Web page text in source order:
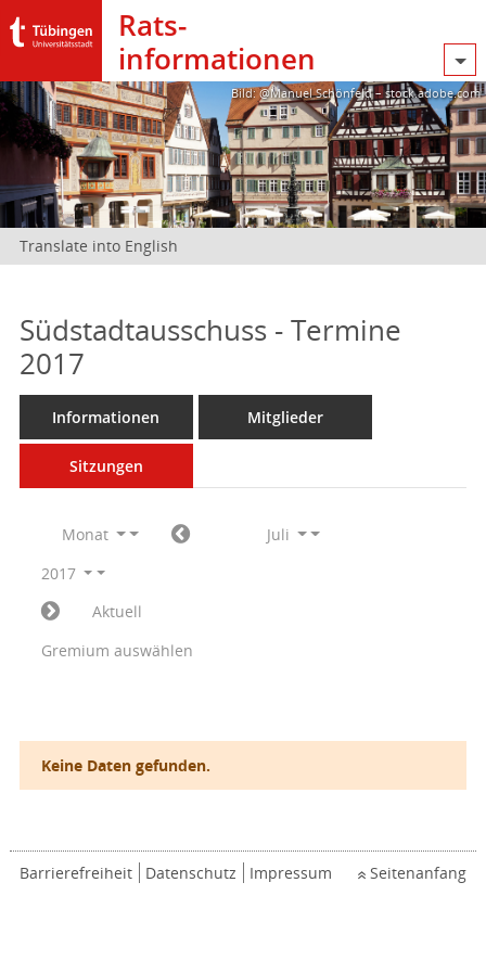
Rats­
informationen
Bild: @Manuel Schönfeld – stock.adobe.com
Translate into English
Südstadtausschuss - Termine
2017
Informationen Mitglieder
Sitzungen
Monat
Juli
2017
Aktuell
Gremium auswählen
Keine Daten gefunden.
Barrierefreiheit Datenschutz Impressum Seitenanfang